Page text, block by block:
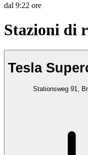
dal 9:22 ore
Stazioni di
Tesla
Stationsweg 91,